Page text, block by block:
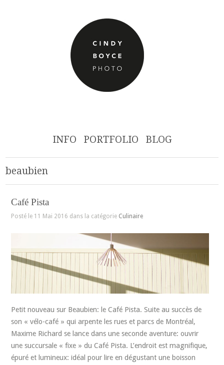
INFO PORTFOLIO BLOG
beaubien
Café Pista
Posté le 11 Mai 2016 dans la catégorie Culinaire
Petit nouveau sur Beaubien: le Café Pista. Suite au succès de
son « vélo-café » qui arpente les rues et parcs de Montréal,
Maxime Richard se lance dans une seconde aventure: ouvrir
une succursale « fixe » du Café Pista. L’endroit est magnifique,
épuré et lumineux: idéal pour lire en dégustant une boisson